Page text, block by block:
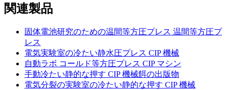
関連製品
固体電池研究のための温間等方圧プレス 温間等方圧プ
レス
電気実験室の冷たい静水圧プレス CIP 機械
自動ラボ コールド等方圧プレス CIP マシン
手動冷たい静的な押す CIP 機械餌の出版物
電気分裂の実験室の冷たい静的な押す CIP 機械